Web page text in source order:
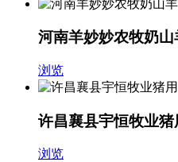
河南羊妙妙农牧奶山
浏览
许昌襄县宇恒牧业猪
浏览